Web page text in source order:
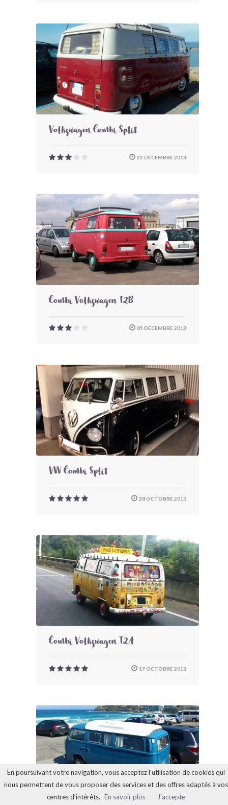
Volkswagen Combi Split
22 DÉCEMBRE 2013
Combi Volkswagen T2B
05 DÉCEMBRE 2013
VW Combi Split
28 OCTOBRE 2013
Combi Volkswagen T2A
17 OCTOBRE 2013
En poursuivant votre navigation, vous acceptez l’utilisation de cookies qui
nous permettent de vous proposer des services et des offres adaptés à vos
centres d’intérêts. En savoir plus J'accepte